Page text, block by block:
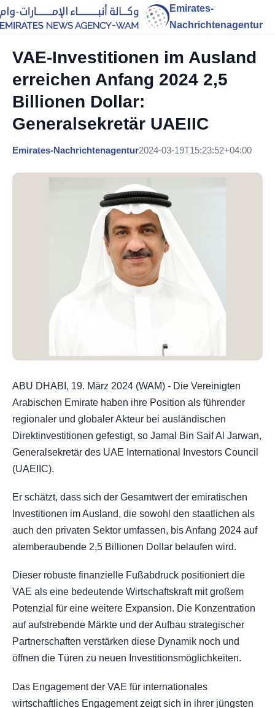
Emirates-
Nachrichtenagentur
VAE-Investitionen im Ausland
erreichen Anfang 2024 2,5
Billionen Dollar:
Generalsekretär UAEIIC
Emirates-Nachrichtenagentur2024-03-19T15:23:52+04:00
ABU DHABI, 19. März 2024 (WAM) - Die Vereinigten
Arabischen Emirate haben ihre Position als führender
regionaler und globaler Akteur bei ausländischen
Direktinvestitionen gefestigt, so Jamal Bin Saif Al Jarwan,
Generalsekretär des UAE International Investors Council
(UAEIIC).
Er schätzt, dass sich der Gesamtwert der emiratischen
Investitionen im Ausland, die sowohl den staatlichen als
auch den privaten Sektor umfassen, bis Anfang 2024 auf
atemberaubende 2,5 Billionen Dollar belaufen wird.
Dieser robuste finanzielle Fußabdruck positioniert die
VAE als eine bedeutende Wirtschaftskraft mit großem
Potenzial für eine weitere Expansion. Die Konzentration
auf aufstrebende Märkte und der Aufbau strategischer
Partnerschaften verstärken diese Dynamik noch und
öffnen die Türen zu neuen Investitionsmöglichkeiten.
Das Engagement der VAE für internationales
wirtschaftliches Engagement zeigt sich in ihrer jüngsten